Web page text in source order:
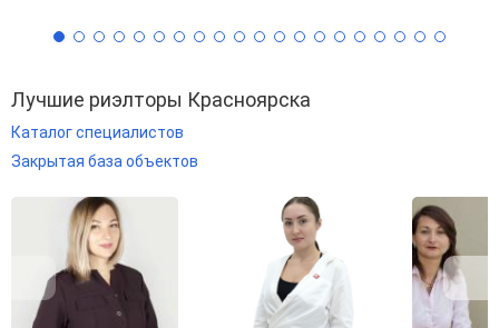
Лучшие риэлторы Красноярска
Каталог специалистов
Закрытая база объектов